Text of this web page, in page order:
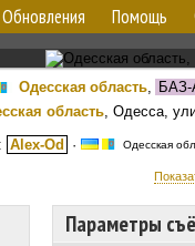
Обновления Помощь
Одесская область, БАЗ-
область, Одесса,
Alex-Od · Одесская
Параметры